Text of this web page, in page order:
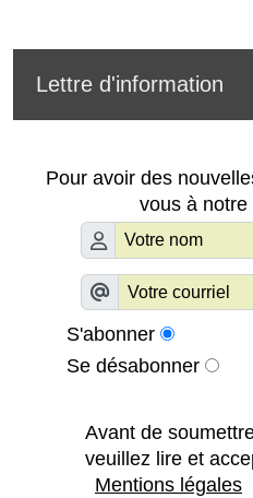
Lettre d'information
Pour avoir des
vous à notre
S'abonner
Se désabonner
Avant de
veuillez lire et
Mentions légales